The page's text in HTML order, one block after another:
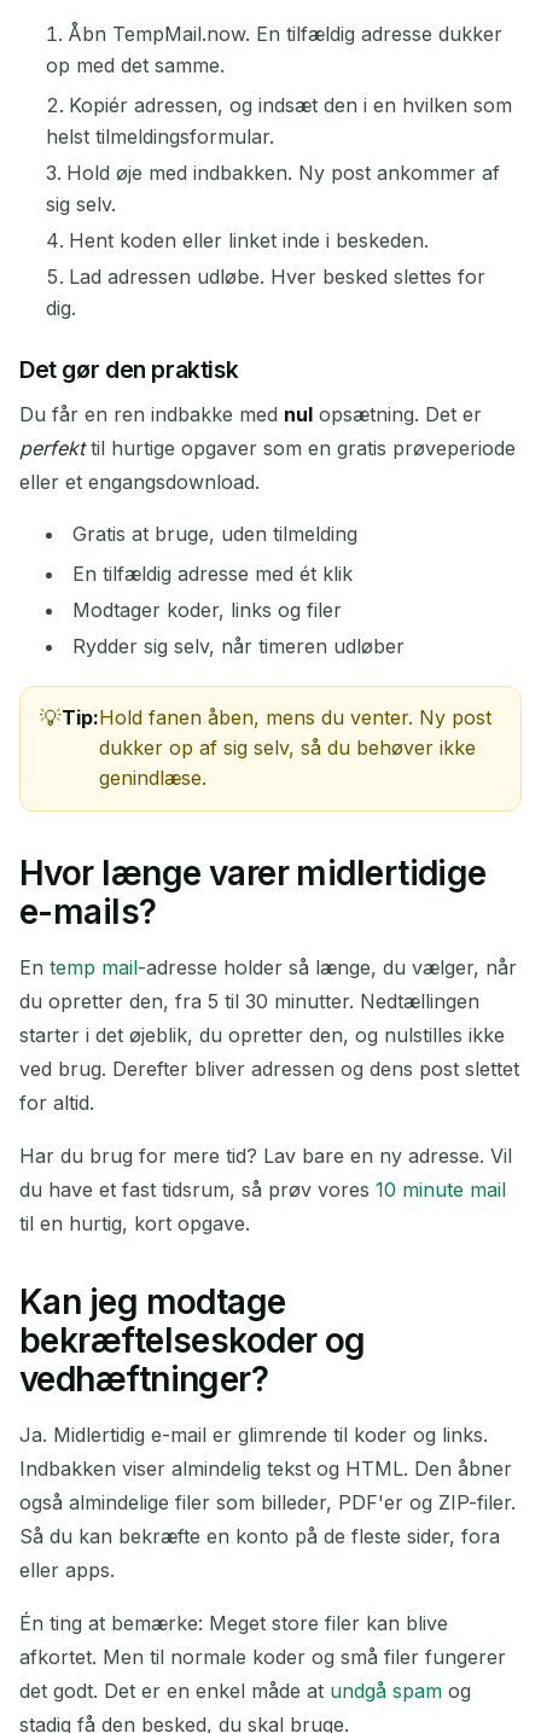
Venter på indkommende emails...
Åbn TempMail.now. En tilfældig adresse dukker
op med det samme.
Kopiér adressen, og indsæt den i en hvilken som
helst tilmeldingsformular.
Hold øje med indbakken. Ny post ankommer af
sig selv.
Hent koden eller linket inde i beskeden.
Lad adressen udløbe. Hver besked slettes for
dig.
Det gør den praktisk
Du får en ren indbakke med nul opsætning. Det er
perfekttil hurtige opgaver som en gratis prøveperiode
eller et engangsdownload.
Gratis at bruge, uden tilmelding
En tilfældig adresse med ét klik
Modtager koder, links og filer
Rydder sig selv, når timeren udløber
Tip:Hold fanen åben, mens du venter. Ny post
dukker op af sig selv, så du behøver ikke
genindlæse.
Hvor længe varer midlertidige
e-mails?
En temp mail-adresse holder så længe, du vælger, når
du opretter den, fra 5 til 30 minutter. Nedtællingen
starter i det øjeblik, du opretter den, og nulstilles ikke
ved brug. Derefter bliver adressen og dens post slettet
for altid.
Har du brug for mere tid? Lav bare en ny adresse. Vil
du have et fast tidsrum, så prøv vores 10 minute mail
til en hurtig, kort opgave.
Kan jeg modtage
bekræftelseskoder og
vedhæftninger?
Ja. Midlertidig e-mail er glimrende til koder og links.
Indbakken viser almindelig tekst og HTML. Den åbner
også almindelige filer som billeder, PDF'er og ZIP-filer.
Så du kan bekræfte en konto på de fleste sider, fora
eller apps.
Én ting at bemærke: Meget store filer kan blive
afkortet. Men til normale koder og små filer fungerer
det godt. Det er en enkel måde at undgå spam og
stadig få den besked, du skal bruge.